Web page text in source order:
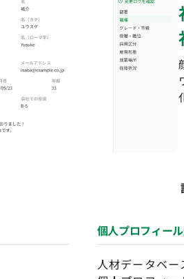
個人プロフィー
人材データベー